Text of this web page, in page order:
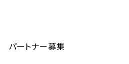
パートナー募集